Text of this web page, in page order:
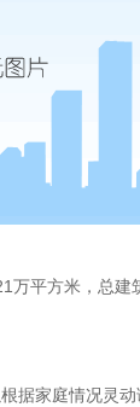
平方米，总
据家庭情况灵